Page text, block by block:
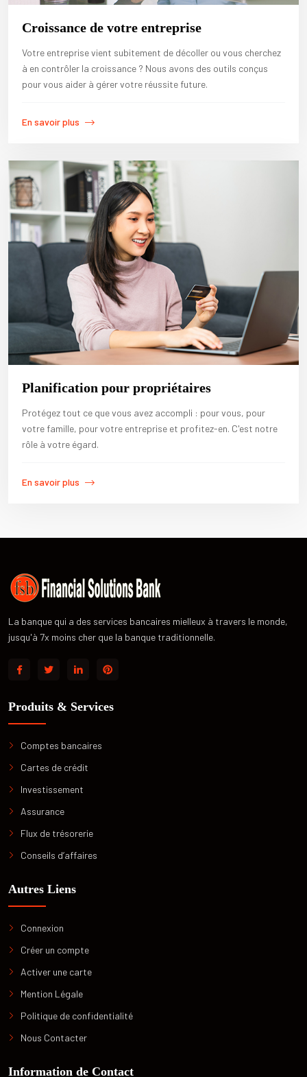
Croissance de votre entreprise
Votre entreprise vient subitement de décoller ou vous cherchez
à en contrôler la croissance ? Nous avons des outils conçus
pour vous aider à gérer votre réussite future.
En savoir plus
Planification pour propriétaires
Protégez tout ce que vous avez accompli : pour vous, pour
votre famille, pour votre entreprise et profitez-en. C'est notre
rôle à votre égard.
En savoir plus
La banque qui a des services bancaires mielleux à travers le monde,
jusqu'à 7x moins cher que la banque traditionnelle.
Produits & Services
Comptes bancaires
Cartes de crédit
Investissement
Assurance
Flux de trésorerie
Conseils d’affaires
Autres Liens
Connexion
Créer un compte
Activer une carte
Mention Légale
Politique de confidentialité
Nous Contacter
Information de Contact